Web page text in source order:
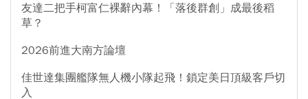
友達二把手柯富仁裸辭內幕！「落後群創」成最後稻
草？
2026前進大南方論壇
佳世達集團艦隊無人機小隊起飛！鎖定美日頂級客戶切
入